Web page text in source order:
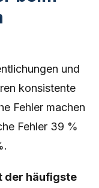
und
konsistente
Fehler machen
Fehler 39 %
der häufigste